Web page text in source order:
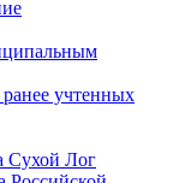
учтенных
Сухой Лог